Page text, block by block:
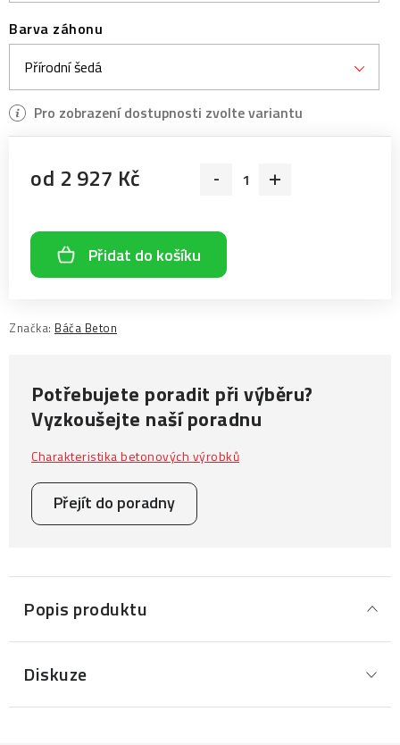
Barva záhonu
od 2 927 Kč
Přidat do košíku
Značka: Báča Beton
Potřebujete poradit při výběru?
Vyzkoušejte naší poradnu
Charakteristika betonových výrobků
Přejít do poradny
Popis produktu
Diskuze